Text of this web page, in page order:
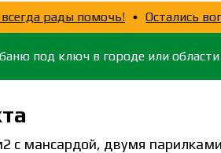
– мы всегда рады помочь!
ключ в городе или области
мансардой, двумя